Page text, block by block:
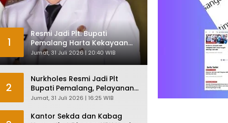
1
Resmi Jadi Plt. Bupati
Pemalang Harta Kekayaan
Nurkholes Sentuh Rp 12 Miliar
Jumat, 31 Juli 2026 | 20:40 WIB
2
Nurkholes Resmi Jadi Plt
Bupati Pemalang, Pelayanan
Publik Dijamin Tetap Lancar
Jumat, 31 Juli 2026 | 16:25 WIB
Kantor Sekda dan Kabag